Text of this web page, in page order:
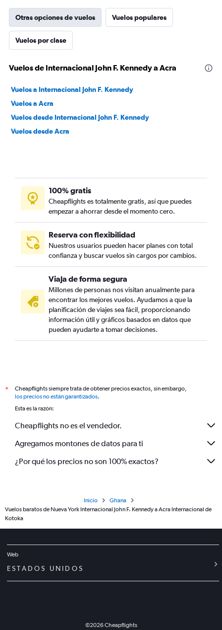
Otras opciones de vuelos Vuelos populares
Vuelos por clase
Vuelos de Internacional John F. Kennedy a Acra
Vuelos a Internacional John F. Kennedy
Vuelos a Acra
Vuelos desde Internacional John F. Kennedy
Vuelos desde Acra
100% gratis
Cheapflights es totalmente gratis, así que puedes
empezar a ahorrar desde el momento cero.
Reserva con flexibilidad
Nuestros usuarios pueden hacer planes con total
confianza y buscar vuelos sin cargos por cambios.
Viaja de forma segura
Millones de personas nos visitan anualmente para
encontrar los mejores vuelos. Ayudamos a que la
planificación de viajes sea fácil, proporcionando
información útil y gráficos basados en datos que
pueden ayudarte a tomar decisiones.
*
Cheapflights siempre trata de obtener precios exactos, sin embargo,
los precios no están garantizados.
Esta es la razón:
Cheapflights no es el vendedor.
Agregamos montones de datos para ti
¿Por qué los precios no son 100% exactos?
Inicio
Ghana
Vuelos baratos de Nueva York Internacional John F. Kennedy a Acra Internacional de
Kotoka
Web
ESTADOS UNIDOS
©2026Cheapflights